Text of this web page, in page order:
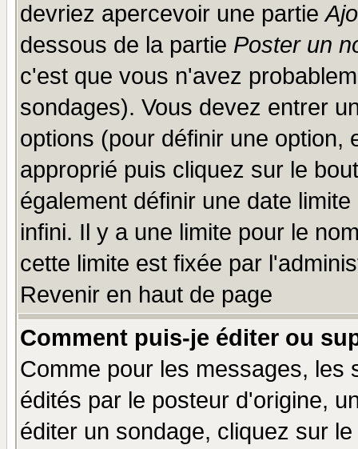
devriez apercevoir une partie
dessous de la partie Poster un
c'est que vous n'avez
sondages). Vous devez entrer
options (pour définir une option,
approprié puis cliquez sur le
également définir une date
infini. Il y a une limite pour le
cette limite est fixée par
Revenir en haut de page
Comment puis-je éditer ou
Comme pour les messages, les
édités par le posteur d'origine,
éditer un sondage, cliquez sur